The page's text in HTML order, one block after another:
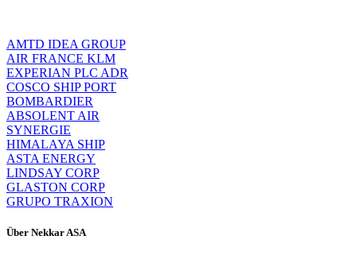
AMTD IDEA GROUP
AIR FRANCE KLM
EXPERIAN PLC ADR
COSCO SHIP PORT
BOMBARDIER
ABSOLENT AIR
SYNERGIE
HIMALAYA SHIP
ASTA ENERGY
LINDSAY CORP
GLASTON CORP
GRUPO TRAXION
Über Nekkar ASA